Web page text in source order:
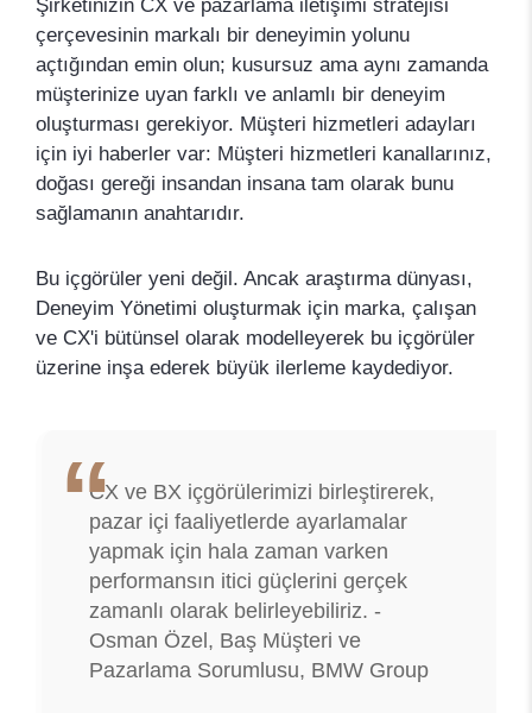
Şirketinizin CX ve pazarlama iletişimi stratejisi
çerçevesinin markalı bir deneyimin yolunu
açtığından emin olun; kusursuz ama aynı zamanda
müşterinize uyan farklı ve anlamlı bir deneyim
oluşturması gerekiyor. Müşteri hizmetleri adayları
için iyi haberler var: Müşteri hizmetleri kanallarınız,
doğası gereği insandan insana tam olarak bunu
sağlamanın anahtarıdır.
Bu içgörüler yeni değil. Ancak araştırma dünyası,
Deneyim Yönetimi oluşturmak için marka, çalışan
ve CX'i bütünsel olarak modelleyerek bu içgörüler
üzerine inşa ederek büyük ilerleme kaydediyor.
CX ve BX içgörülerimizi birleştirerek,
pazar içi faaliyetlerde ayarlamalar
yapmak için hala zaman varken
performansın itici güçlerini gerçek
zamanlı olarak belirleyebiliriz. -
Osman Özel, Baş Müşteri ve
Pazarlama Sorumlusu, BMW Group